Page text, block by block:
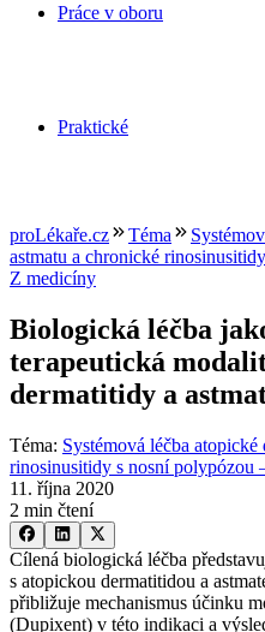
Práce v oboru
Praktické
proLékaře.cz Téma
astmatu a chronické
Z medicíny
Biologická léčba
terapeutická
dermatitidy a
Téma: Systémová léčba
rinosinusitidy s nosní polypózou
11. října 2020
2 min čtení
Cílená biologická léčba
s atopickou dermatitidou a
přibližuje mechanismus účinku
(Dupixent) v této indikaci a